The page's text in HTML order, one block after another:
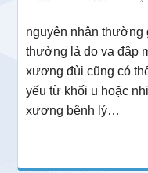
nguyên nhân thường
thường là do va đập
xương đùi cũng có
yếu từ khối u hoặc
xương bệnh lý…